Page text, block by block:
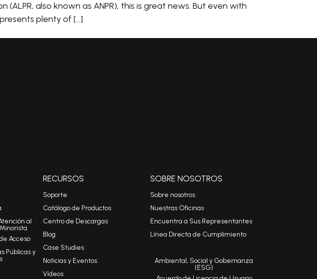
also known as ANPR), this is great news. But even with
plenty of […]
al
Acceso
Públicas y
RECURSOS
Soporte
Catálogo de Productos
Centro de Descargas
Blog
Case Studies
Noticias y Eventos
Vídeos
SOBRE NOSOTROS
Sobre nosotros
Nuestras Oficinas
Encuentra a Sus Representantes
Línea Directa de Cumplimiento
Ambiental, Social y Gobernanza
(ESG)